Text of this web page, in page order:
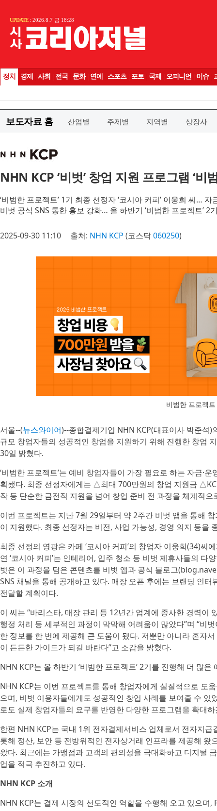
보도자료 홈 산업별 주제별 지역별 상장사
NHN KCP ‘비벗’ 창업 지원 프로그램 ‘비
‘비범한 프로젝트’ 1기 최종 선정자 ‘코시아 커피’ 이웅희 씨…
비벗 공식 SNS 통한 홍보 강화… 올 하반기 ‘비범한 프로젝트’ 2
2025-09-30 11:10 출처: NHN KCP (코스닥060250)
비범한 프로젝트
서울--(뉴스와이어)--종합결제기업 NHN KCP(대표이사 박준석)
규모 창업자들의 성공적인 창업을 지원하기 위해 진행한 창업
30일 밝혔다.
‘비범한 프로젝트’는 예비 창업자들이 가장 필요로 하는 자금·
획됐다. 최종 선정자에게는 △최대 700만원의 창업 지원금
작 등 단순한 금전적 지원을 넘어 창업 준비 전 과정을 체계적
이번 프로젝트는 지난 7월 29일부터 약 2주간 비벗 앱을 통해
이 지원했다. 최종 선정자는 비전, 사업 가능성, 경영 의지 등을
최종 선정의 영광은 카페 ‘코시아 커피’의 창업자 이웅희(34)씨
연 ‘코시아 커피’는 인테리어, 입주 청소 등 비벗 제휴사들의 다
벗은 이 과정을 담은 콘텐츠를 비벗 앱과 공식 블로그
SNS 채널을 통해 공개하고 있다. 매장 오픈 후에는 브랜딩 인
전달할 계획이다.
이 씨는 “바리스타, 매장 관리 등 12년간 업계에 종사한 경력이
행정 처리 등 세부적인 과정이 막막해 어려움이 많았다”며 “비
한 정보를 한 번에 제공해 큰 도움이 됐다. 저뿐만 아니라 혼자
이 든든한 가이드가 되길 바란다”고 소감을 밝혔다.
NHN KCP는 올 하반기 ‘비범한 프로젝트’ 2기를 진행해 더 많
NHN KCP는 이번 프로젝트를 통해 창업자에게 실질적으로 도
으며, 비벗 이용자들에게도 성공적인 창업 사례를 보여줄 수
로도 실제 창업자들의 요구를 반영한 다양한 프로그램을 확대
한편 NHN KCP는 국내 1위 전자결제서비스 업체로서 전자지
롯해 정산, 보안 등 전방위적인 전자상거래 인프라를 제공해
왔다. 최근에는 가맹점과 고객의 편의성을 극대화하고 디지털
업을 적극 추진하고 있다.
NHN KCP 소개
NHN KCP는 결제 시장의 선도적인 역할을 수행해 오고 있으며